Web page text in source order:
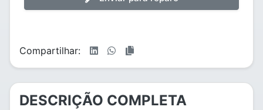
Compartilhar:
DESCRIÇÃO COMPLETA